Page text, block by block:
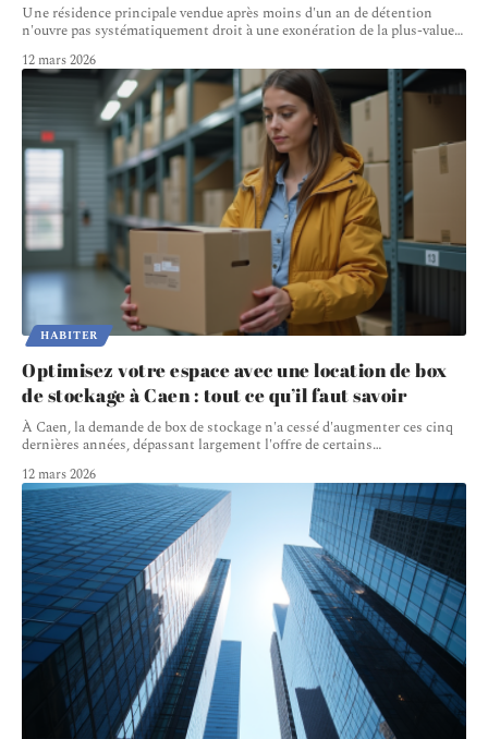
Une résidence principale vendue après moins d'un an de détention
n'ouvre pas systématiquement droit à une exonération de la plus-value…
12 mars 2026
HABITER
Optimisez votre espace avec une location de box
de stockage à Caen : tout ce qu’il faut savoir
À Caen, la demande de box de stockage n'a cessé d'augmenter ces cinq
dernières années, dépassant largement l'offre de certains…
12 mars 2026